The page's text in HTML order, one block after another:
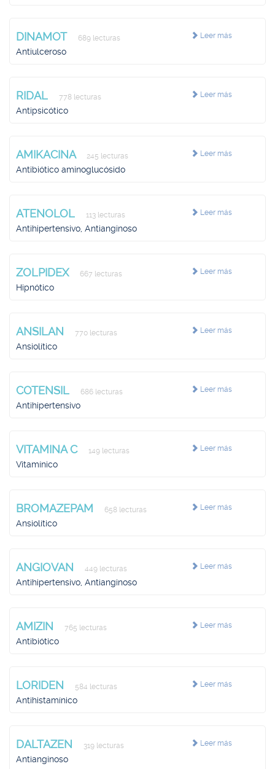
Leer más
DINAMOT 689 lecturas
Antiulceroso
Leer más
RIDAL 778 lecturas
Antipsicótico
Leer más
AMIKACINA 245 lecturas
Antibiótico aminoglucósido
Leer más
ATENOLOL 113 lecturas
Antihipertensivo, Antianginoso
Leer más
ZOLPIDEX 667 lecturas
Hipnótico
Leer más
ANSILAN 770 lecturas
Ansiolítico
Leer más
COTENSIL 686 lecturas
Antihipertensivo
Leer más
VITAMINA C 149 lecturas
Vitamínico
Leer más
BROMAZEPAM 658 lecturas
Ansiolítico
Leer más
ANGIOVAN 449 lecturas
Antihipertensivo, Antianginoso
Leer más
AMIZIN 765 lecturas
Antibiótico
Leer más
LORIDEN 584 lecturas
Antihistamínico
Leer más
DALTAZEN 319 lecturas
Antianginoso